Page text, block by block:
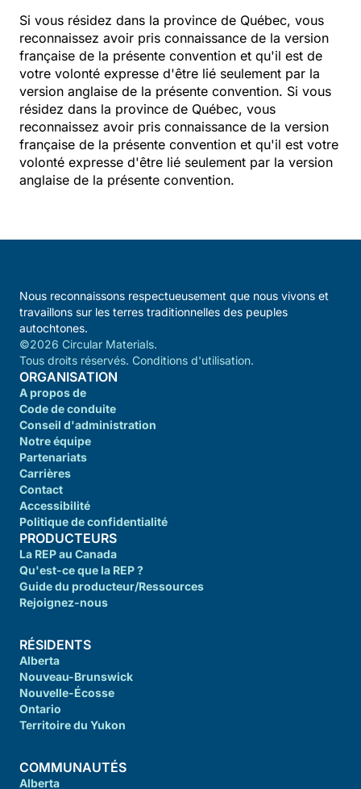
Si vous résidez dans la province de Québec, vous
reconnaissez avoir pris connaissance de la version
française de la présente convention et qu'il est de
votre volonté expresse d'être lié seulement par la
version anglaise de la présente convention. Si vous
résidez dans la province de Québec, vous
reconnaissez avoir pris connaissance de la version
française de la présente convention et qu'il est votre
volonté expresse d'être lié seulement par la version
anglaise de la présente convention.
Nous reconnaissons respectueusement que nous vivons et
travaillons sur les terres traditionnelles des peuples
autochtones.
©2026 Circular Materials.
Tous droits réservés. Conditions d'utilisation.
ORGANISATION
A propos de
Code de conduite
Conseil d'administration
Notre équipe
Partenariats
Carrières
Contact
Accessibilité
Politique de confidentialité
PRODUCTEURS
La REP au Canada
Qu'est-ce que la REP ?
Guide du producteur/Ressources
Rejoignez-nous
RÉSIDENTS
Alberta
Nouveau-Brunswick
Nouvelle-Écosse
Ontario
Territoire du Yukon
COMMUNAUTÉS
Alberta